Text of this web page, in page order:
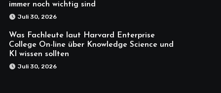
immer noch wichtig sind
Juli 30, 2026
Was Fachleute laut Harvard Enterprise
College On-line über Knowledge Science und
KI wissen sollten
Juli 30, 2026